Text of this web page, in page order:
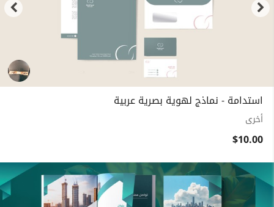
استدامة - نماذج لهوية بصرية عربية
أخرى
$10.00